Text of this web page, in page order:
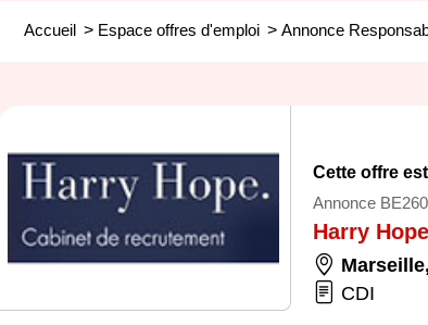
Accueil > Espace offres d'emploi > Annonce
Cette offre
Annonce
Harry Hope
Marseille,
CDI